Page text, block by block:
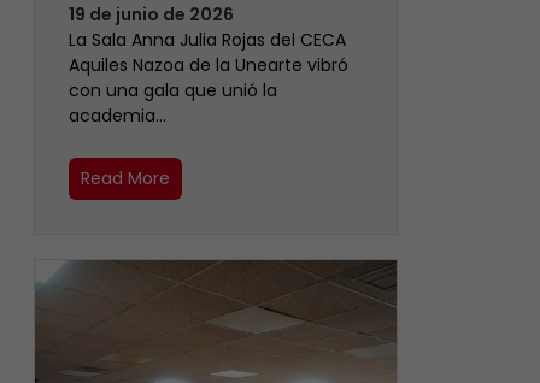
19 de junio de 2026
La Sala Anna Julia Rojas del CECA
Aquiles Nazoa de la Unearte vibró
con una gala que unió la
academia…
Read More